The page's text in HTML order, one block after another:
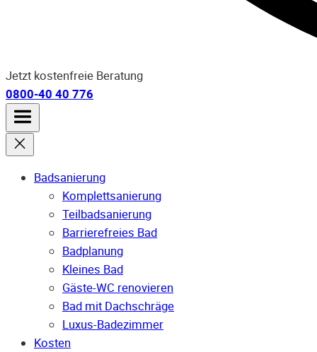
Jetzt kostenfreie Beratung
0800-40 40 776
Badsanierung
Komplettsanierung
Teilbadsanierung
Barrierefreies Bad
Badplanung
Kleines Bad
Gäste-WC renovieren
Bad mit Dachschräge
Luxus-Badezimmer
Kosten